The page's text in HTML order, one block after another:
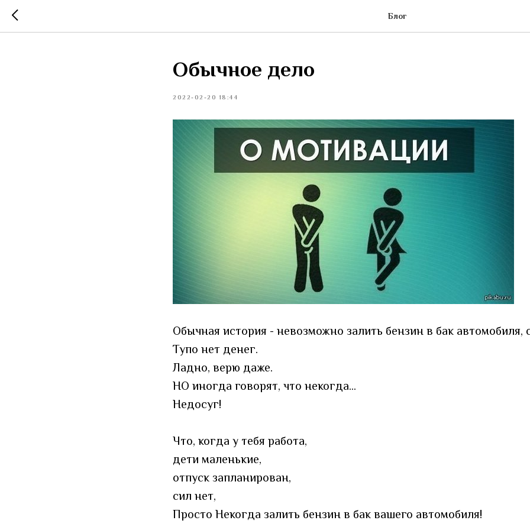
Блог
Обычное дело
2022-02-20 18:44
Обычная история - невозможно залить бензин в бак автомобиля,
Тупо нет денег.
Ладно, верю даже.
НО иногда говорят, что некогда...
Недосуг!
Что, когда у тебя работа,
дети маленькие,
отпуск запланирован,
сил нет,
Просто Некогда залить бензин в бак вашего автомобиля!